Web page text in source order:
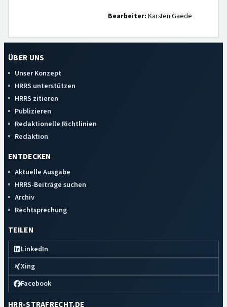
Bearbeiter: Karsten Gaede
ÜBER UNS
Unser Konzept
HRRS unterstützen
HRRS zitieren
Publizieren
Redaktionelle Richtlinien
Redaktion
ENTDECKEN
Aktuelle Ausgabe
HRRS-Beiträge suchen
Archiv
Rechtsprechung
TEILEN
LinkedIn
Xing
Facebook
HRR-STRAFRECHT.DE